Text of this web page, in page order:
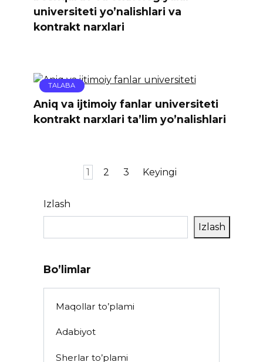
universiteti yo’nalishlari va
kontrakt narxlari
TALABA
Aniq va ijtimoiy fanlar universiteti
kontrakt narxlari ta’lim yo’nalishlari
1 2 3 Keyingi
Izlash
Izlash
Bo’limlar
Maqollar to’plami
Adabiyot
Sherlar to’plami